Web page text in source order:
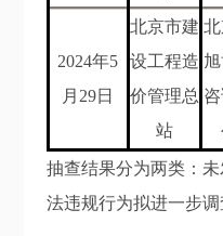
2024年5
月29日
北京市建
设工程造
价管理总
站
抽查结果分为两类：
法违规行为拟进一步调